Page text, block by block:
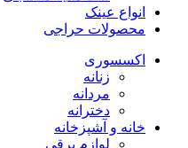
انواع عینک
محصولات حراجی
اکسسوری
زنانه
مردانه
دخترانه
خانه و آشپزخانه
لوازم برقی